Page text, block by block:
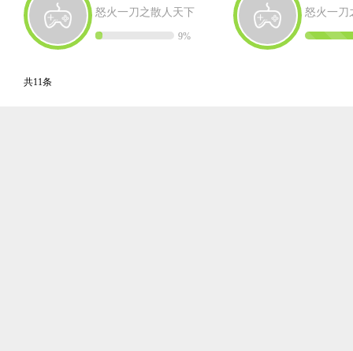
怒火一刀之散人天下
9%
怒火一刀
共11条